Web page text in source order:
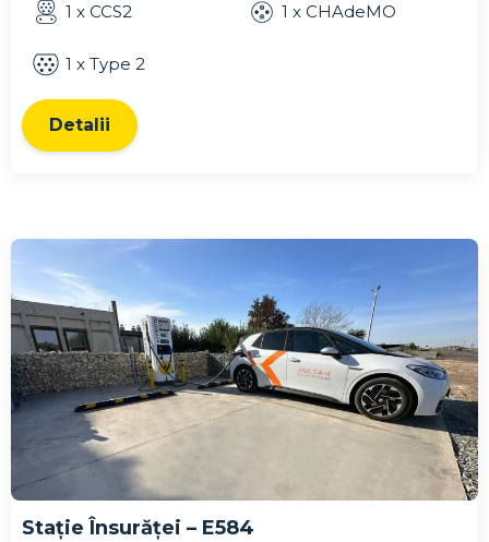
1 x CCS2 1 x CHAdeMO
1 x Type 2
Detalii
Stație Însurăței – E584